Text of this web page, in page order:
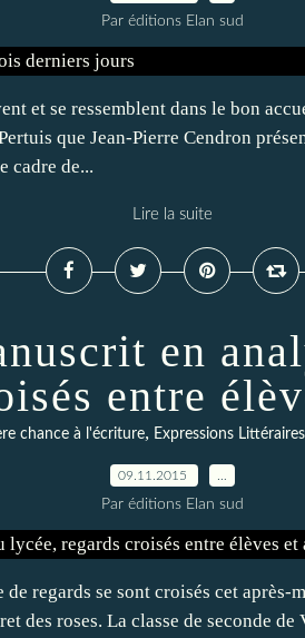
Par éditions Elan sud
et se ressemblent dans le bon
que Jean-Pierre Cendron
cadre de...
Lire la suite
en
entre
chance à l'écriture, Expressions
09.11.2015
Par éditions Elan sud
de regards se sont croisés cet
des roses. La classe de seconde